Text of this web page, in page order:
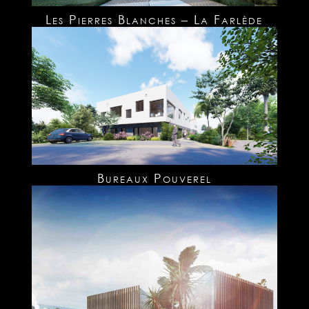
Les Pierres Blanches – La Farlède
Bureaux Pouverel